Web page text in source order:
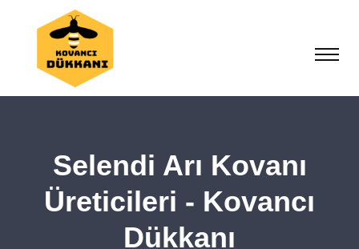
Selendi Arı Kovanı
Üreticileri - Kovancı
Dükkanı